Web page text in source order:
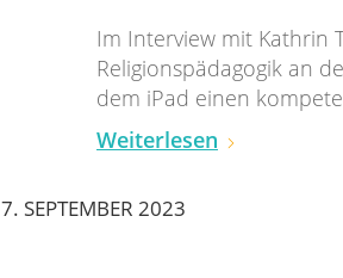
Im Interview mit Kathrin
Religionspädagogik an
dem iPad einen
Weiterlesen
7. SEPTEMBER 2023